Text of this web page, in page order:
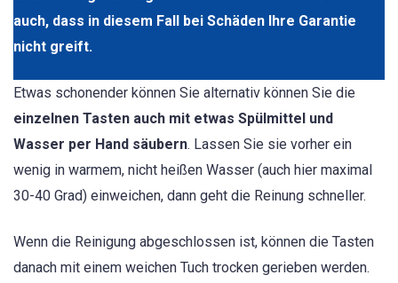
auch, dass in diesem Fall bei Schäden Ihre Garantie
nicht greift.
Etwas schonender können Sie alternativ können Sie die
einzelnen Tasten auch mit etwas Spülmittel und
Wasser per Hand säubern. Lassen Sie sie vorher ein
wenig in warmem, nicht heißen Wasser (auch hier maximal
30-40 Grad) einweichen, dann geht die Reinung schneller.
Wenn die Reinigung abgeschlossen ist, können die Tasten
danach mit einem weichen Tuch trocken gerieben werden.